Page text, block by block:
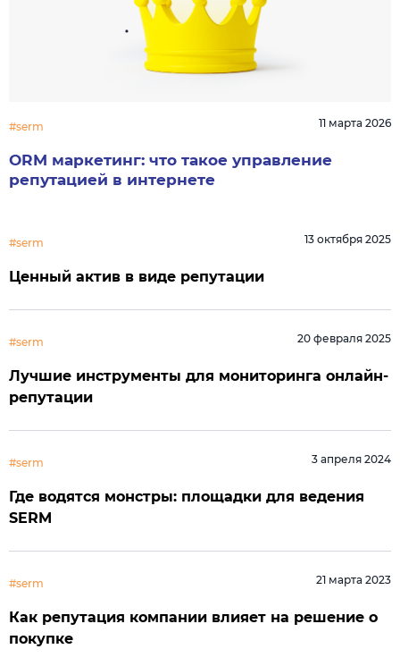
#serm 11 марта 2026
ORM маркетинг: что такое управление
репутацией в интернете
#serm 13 октября 2025
Ценный актив в виде репутации
#serm 20 февраля 2025
Лучшие инструменты для мониторинга онлайн-
репутации
#serm 3 апреля 2024
Где водятся монстры: площадки для ведения
SERM
#serm 21 марта 2023
Как репутация компании влияет на решение о
покупке